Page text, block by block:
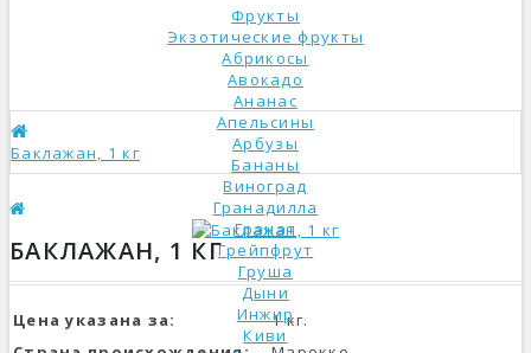
Фрукты
Экзотические фрукты
Абрикосы
Авокадо
Ананас
Апельсины
Арбузы
Бананы
Виноград
Гранадилла
Гранат
Грейпфрут
Груша
Дыни
Инжир
Киви
Баклажан, 1 кг
БАКЛАЖАН, 1 КГ
Цена указана за:
1 кг.